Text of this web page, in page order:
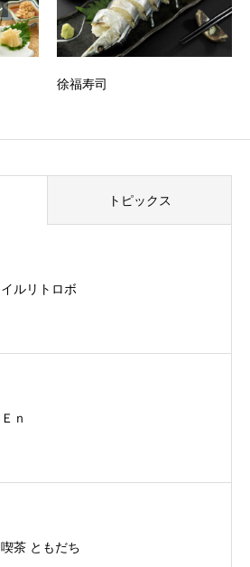
徐福寿司
トピックス
イルリトロボ
Ｅｎ
喫茶 ともだち